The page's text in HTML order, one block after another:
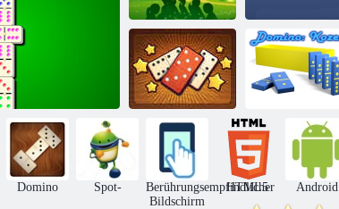
Okey Online
Dominoes Spiel
Online
Erstaunliche
Dominosteine
Domino: Kozel
Domino Spot-
Berührungsempfindlicher
Bildschirm
HTML5 Android